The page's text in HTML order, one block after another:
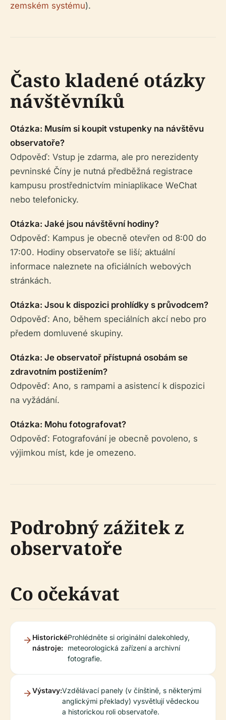
zemském systému).
Často kladené otázky
návštěvníků
Otázka: Musím si koupit vstupenky na návštěvu
observatoře?
Odpověď: Vstup je zdarma, ale pro nerezidenty
pevninské Číny je nutná předběžná registrace
kampusu prostřednictvím miniaplikace WeChat
nebo telefonicky.
Otázka: Jaké jsou návštěvní hodiny?
Odpověď: Kampus je obecně otevřen od 8:00 do
17:00. Hodiny observatoře se liší; aktuální
informace naleznete na oficiálních webových
stránkách.
Otázka: Jsou k dispozici prohlídky s průvodcem?
Odpověď: Ano, během speciálních akcí nebo pro
předem domluvené skupiny.
Otázka: Je observatoř přístupná osobám se
zdravotním postižením?
Odpověď: Ano, s rampami a asistencí k dispozici
na vyžádání.
Otázka: Mohu fotografovat?
Odpověď: Fotografování je obecně povoleno, s
výjimkou míst, kde je omezeno.
Podrobný zážitek z
observatoře
Co očekávat
Historické
nástroje:
Prohlédněte si originální dalekohledy,
meteorologická zařízení a archivní
fotografie.
Výstavy:Vzdělávací panely (v čínštině, s některými
anglickými překlady) vysvětlují vědeckou
a historickou roli observatoře.